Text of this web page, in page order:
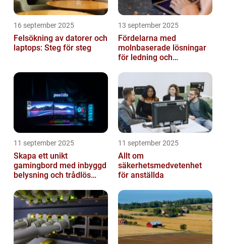
16 september 2025
Felsökning av datorer och
laptops: Steg för steg
13 september 2025
Fördelarna med
molnbaserade lösningar
för ledning och
11 september 2025
Skapa ett unikt
gamingbord med inbyggd
belysning och trådlös
11 september 2025
Allt om
säkerhetsmedvetenhet
för anställda